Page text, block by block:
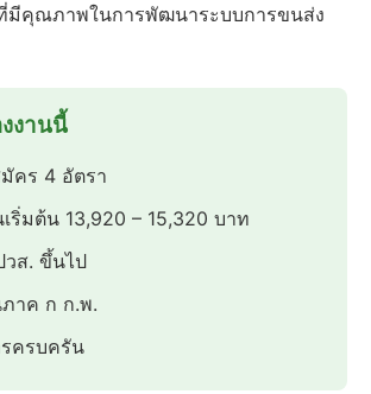
มีคุณภาพในการพัฒนาระบบการขนส่ง
งานนี้
คร 4 อัตรา
เริ่มต้น 13,920 – 15,320 บาท
ส. ขึ้นไป
ภาค ก ก.พ.
ครบครัน